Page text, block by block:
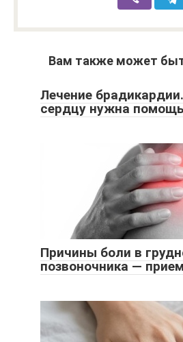
Вам также может
Лечение
сердцу нужна
Причины боли в
позвоночника —